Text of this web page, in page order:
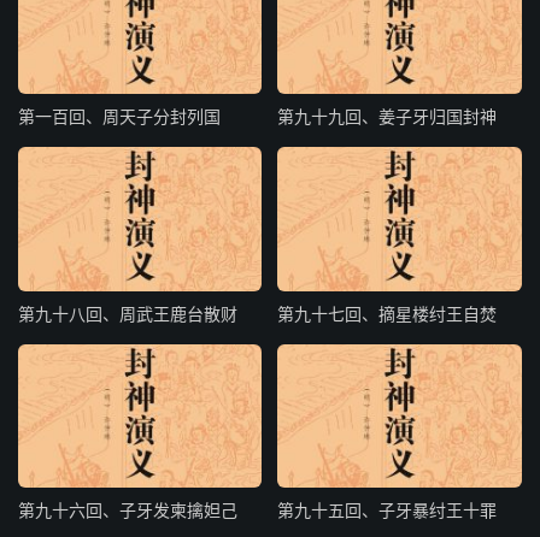
雷响鬼神惊；终南秘授先天诀，八卦炉边师训成。七岁临潼
曾会父，同山学艺更精明；二枚仙杏分离坎，两翅飞腾有虚
盈。洞府传就黄金棍，左右展开云雾生；奉师法旨雕玉柱，
方见岐山旧有名。
且说雷震子离了终南，把二翅一夹，有风雷之声 ，飞至西
岐山；远远望见闻太师兵败而来，雷震子大喜，幸遇败兵，
正好用心杀他一阵。
且说闻太师正挫锋锐，慌忙疾走；猛然□抬头，见空中飞有
一人，面如蓝靛，发似朱砂；獠牙生於上下，好凶恶之像。
闻太师叫辛环：“你看前面飞来一人，甚是凶恶，你可仔小
心。”
话犹未了，雷震子大叫曰：“吾来了！”举棍就打。辛环钻迎
面交 还，空中四翅翻腾，棍交加，甚是响亮；雷震子乃他
传棍法，辛环生就英雄，怎见得？有赞为证：四翅在空中，
第一百回、周天子分封列国 第九十九回、姜子牙归国封神
第九十八回、周武王鹿台散财 第九十七回、摘星楼纣王自焚
第九十六回、子牙发柬擒妲己 第九十五回、子牙暴纣王十罪